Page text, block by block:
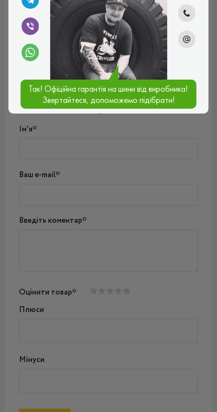
Дмитро
Достойна гума. Добрий протектор як для вологої
трави так і на трасі у дощ, зимою не планую на ній
їздити. Добре тримає машину на поворотах, не шумна
та достатньо економна за витратою палива.
Рейтинг:
(5.0)
Написати коментар
Ім'я*
Ваш e-mail*
Введіть коментар*
Оцінити товар*
Плюси
Мінуси
Так! Офіційна гарантія на шини від виробника!
Звертайтеся, допоможемо підібрати!